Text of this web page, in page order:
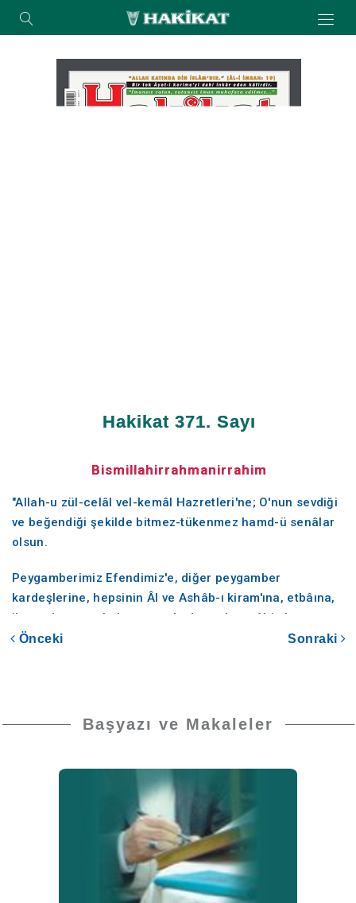
Hakikat 371. Sayı
Bismillahirrahmanirrahim
"Allah-u zül-celâl vel-kemâl Hazretleri'ne; O'nun sevdiği
ve beğendiği şekilde bitmez-tükenmez hamd-ü senâlar
olsun.
Peygamberimiz Efendimiz'e, diğer peygamber
kardeşlerine, hepsinin Âl ve Ashâb-ı kiram'ına, etbâına,
ihsan duygusuyla kıyamete kadar onlara tâbi olup
izinden gidenlere; sonsuzların sonsuzuna kadar salât-ü
Muhterem Okuyucularımız;
sure-i şerif'i 58. Âyet-i kerime'sini sık sık hatırlattığını,
içinde bulunduğumuz zamanı
"Harp ve Harabiyat Devri"
olarak tabir ettiğini, bu dünyanın nazik günlerden geçtiğini
çok defa dergilerimizde dikkat nazarlarınıza arzettik.
Öyle bir zamandayız ki, birçok afat yaşanıyor. Deprem,
Önceki Sonraki
Başyazı ve Makaleler